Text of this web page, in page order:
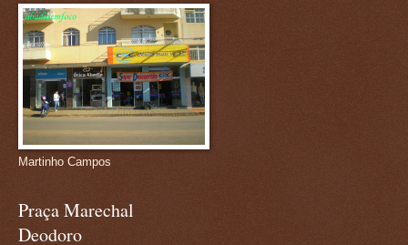
Martinho Campos
Praça Marechal
Deodoro